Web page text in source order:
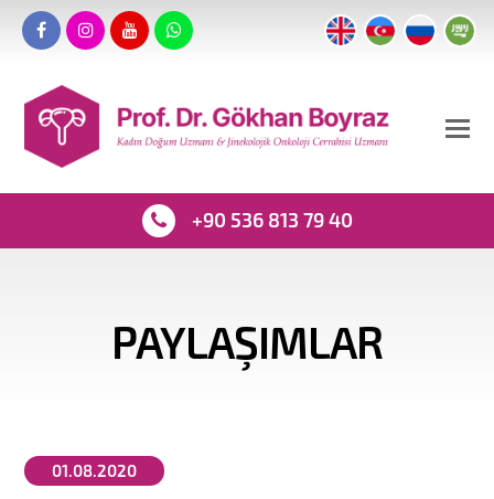
+90 536 813 79 40
PAYLAŞIMLAR
01.08.2020